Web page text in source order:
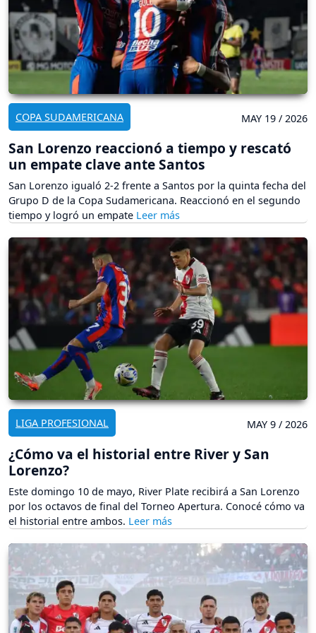
COPA SUDAMERICANA MAY 19 / 2026
San Lorenzo reaccionó a tiempo y rescató
un empate clave ante Santos
San Lorenzo igualó 2-2 frente a Santos por la quinta fecha del
Grupo D de la Copa Sudamericana. Reaccionó en el segundo
tiempo y logró un empate
LIGA PROFESIONAL MAY 9 / 2026
¿Cómo va el historial entre River y San
Lorenzo?
Este domingo 10 de mayo, River Plate recibirá a San Lorenzo
por los octavos de final del Torneo Apertura. Conocé cómo va
el historial entre ambos.